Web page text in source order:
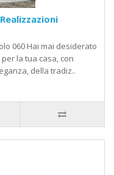
Realizzazioni
060 Hai mai desiderato
la tua casa, con
della tradiz..